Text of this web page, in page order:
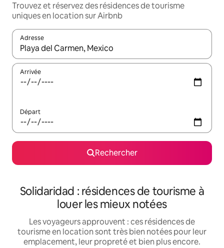
Trouvez et réservez des résidences de tourisme
uniques en location sur Airbnb
Adresse
Lorsque les résultats s'affichent, utilisez les flèches vers le
Arrivée
Départ
Rechercher
Solidaridad : résidences de tourisme à
louer les mieux notées
Les voyageurs approuvent : ces résidences de
tourisme en location sont très bien notées pour leur
emplacement, leur propreté et bien plus encore.